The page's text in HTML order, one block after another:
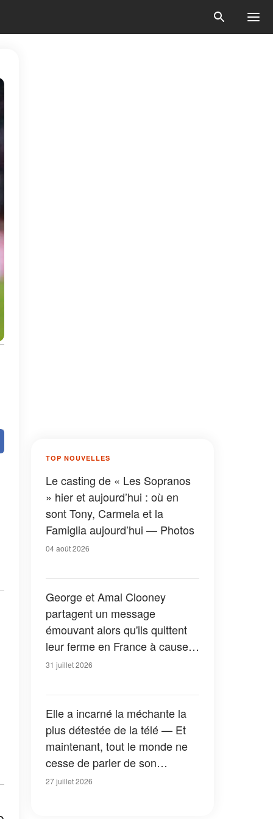
TOP NOUVELLES
Le casting de « Les Sopranos
» hier et aujourd’hui : où en
sont Tony, Carmela et la
Famiglia aujourd’hui — Photos
04 août 2026
George et Amal Clooney
partagent un message
émouvant alors qu'ils quittent
leur ferme en France à cause
des feux de forêt — Tous les
31 juillet 2026
Elle a incarné la méchante la
plus détestée de la télé — Et
maintenant, tout le monde ne
cesse de parler de son
apparition dans la nouvelle
27 juillet 2026